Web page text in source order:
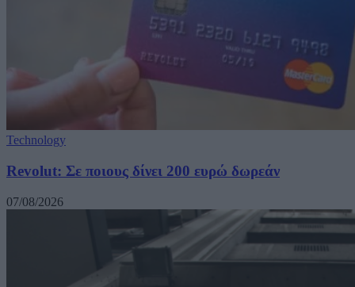
Technology
Revolut: Σε ποιους δίνει 200 ευρώ δωρεάν
07/08/2026